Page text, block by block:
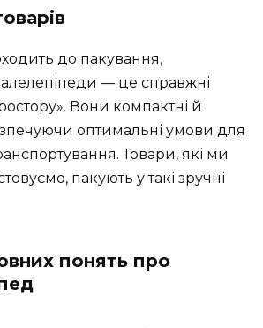
до пакування,
— це справжні
Вони компактні й
оптимальні умови для
Товари, які ми
пакують у такі зручні
понять про